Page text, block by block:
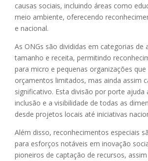
causas sociais, incluindo áreas como
meio ambiente, oferecendo
e nacional.
As ONGs são divididas em categorias de
tamanho e receita, permitindo
para micro e pequenas organizações
orçamentos limitados, mas ainda assim
significativo. Esta divisão por porte ajuda
inclusão e a visibilidade de todas as
desde projetos locais até iniciativas
Além disso, reconhecimentos especiais
para esforços notáveis em inovação
pioneiros de captação de recursos,